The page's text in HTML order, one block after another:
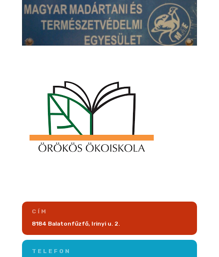
CÍM
8184 Balatonfűzfő, Irinyi u. 2.
TELEFON